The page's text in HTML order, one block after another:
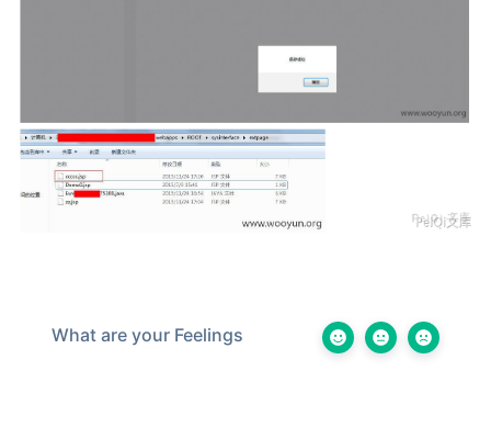
What are your Feelings